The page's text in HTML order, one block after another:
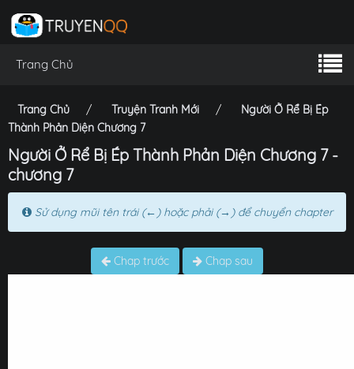
Trang Chủ
Trang Chủ Truyện Tranh Mới
Người Ở Rể Bị Ép
Thành Phản Diện Chương 7
Người Ở Rể Bị Ép Thành Phản Diện Chương 7 -
chương 7
Sử dụng mũi tên trái (←) hoặc phải (→) để chuyển chapter
Chap trước Chap sau